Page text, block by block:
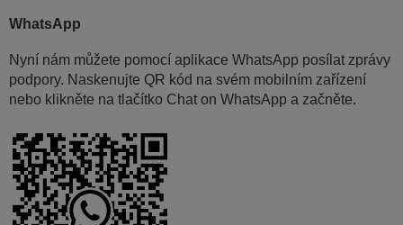
WhatsApp
Nyní nám můžete pomocí aplikace WhatsApp posílat zprávy
podpory. Naskenujte QR kód na svém mobilním zařízení
nebo klikněte na tlačítko Chat on WhatsApp a začněte.